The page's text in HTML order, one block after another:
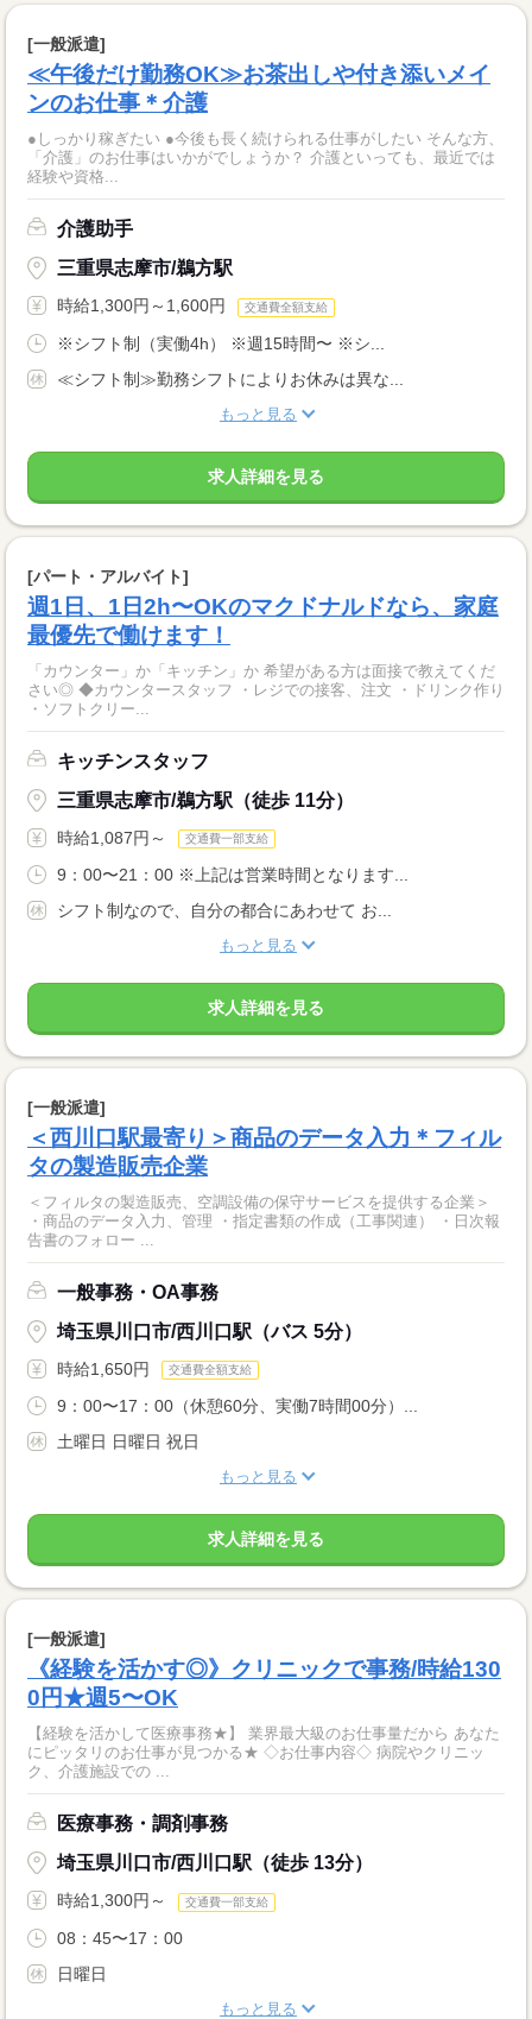
[一般派遣]
≪午後だけ勤務OK≫お茶出しや付き添いメイ
ンのお仕事＊介護
●しっかり稼ぎたい ●今後も長く続けられる仕事がしたい そんな方、
「介護」のお仕事はいかがでしょうか？ 介護といっても、最近では
経験や資格...
介護助手
三重県志摩市/鵜方駅
時給1,300円～1,600円 交通費全額支給
※シフト制（実働4h） ※週15時間〜 ※シ...
≪シフト制≫勤務シフトによりお休みは異な...
もっと見る
求人詳細を見る
[パート・アルバイト]
週1日、1日2h〜OKのマクドナルドなら、家庭
最優先で働けます！
「カウンター」か「キッチン」か 希望がある方は面接で教えてくだ
さい◎ ◆カウンタースタッフ ・レジでの接客、注文 ・ドリンク作り
・ソフトクリー...
キッチンスタッフ
三重県志摩市/鵜方駅（徒歩 11分）
時給1,087円～ 交通費一部支給
9：00〜21：00 ※上記は営業時間となります...
シフト制なので、自分の都合にあわせて お...
もっと見る
求人詳細を見る
[一般派遣]
＜西川口駅最寄り＞商品のデータ入力＊フィル
タの製造販売企業
＜フィルタの製造販売、空調設備の保守サービスを提供する企業＞
・商品のデータ入力、管理 ・指定書類の作成（工事関連） ・日次報
告書のフォロー ...
一般事務・OA事務
埼玉県川口市/西川口駅（バス 5分）
時給1,650円 交通費全額支給
9：00〜17：00（休憩60分、実働7時間00分）...
土曜日 日曜日 祝日
もっと見る
求人詳細を見る
[一般派遣]
《経験を活かす◎》クリニックで事務/時給130
0円★週5〜OK
【経験を活かして医療事務★】 業界最大級のお仕事量だから あなた
にピッタリのお仕事が見つかる★ ◇お仕事内容◇ 病院やクリニッ
ク、介護施設での ...
医療事務・調剤事務
埼玉県川口市/西川口駅（徒歩 13分）
時給1,300円～ 交通費一部支給
08：45〜17：00
日曜日
もっと見る